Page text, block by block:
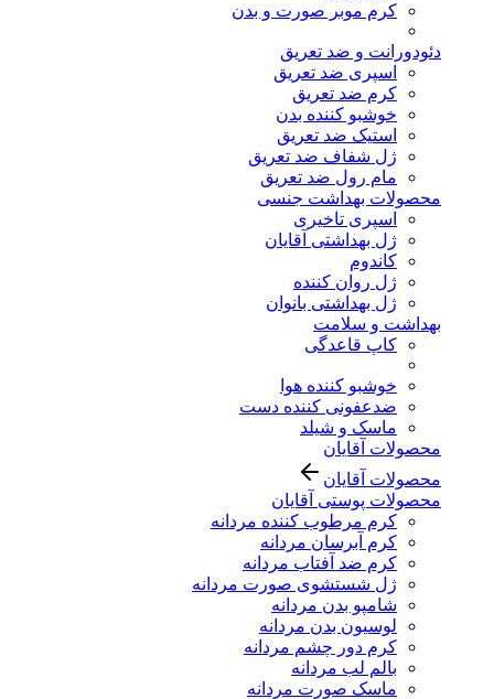
کرم موبر صورت و بدن
دئودورانت و ضد تعریق
اسپری ضد تعریق
کرم ضد تعریق
خوشبو کننده بدن
استیک ضد تعریق
ژل شفاف ضد تعریق
مام رول ضد تعریق
محصولات بهداشت جنسی
اسپری تاخیری
ژل بهداشتی آقایان
کاندوم
ژل روان کننده
ژل بهداشتی بانوان
بهداشت و سلامت
کاپ قاعدگی
خوشبو کننده هوا
ضدعفونی کننده دست
ماسک و شیلد
محصولات آقایان
محصولات آقایان
محصولات پوستی آقایان
کرم مرطوب کننده مردانه
کرم آبرسان مردانه
کرم ضد آفتاب مردانه
ژل شستشوی صورت مردانه
شامپو بدن مردانه
لوسیون بدن مردانه
کرم دور چشم مردانه
بالم لب مردانه
ماسک صورت مردانه